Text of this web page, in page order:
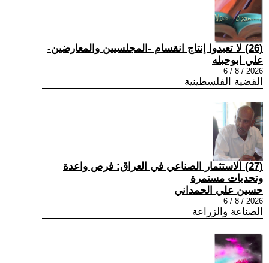
(26) لا تعيدوا إنتاج انقسام -المجلسيين والمعارضين-
علي ابوحبله
2026 / 8 / 6
القضية الفلسطينية
(27) الاستثمار الصناعي في العراق: فرص واعدة
وتحديات مستمرة
حسين علي الحمداني
2026 / 8 / 6
الصناعة والزراعة